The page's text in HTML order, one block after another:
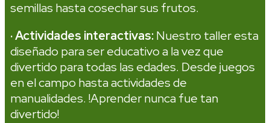
semillas hasta cosechar sus frutos.
· Actividades interactivas:Nuestro taller esta
diseñado para ser educativo a la vez que
divertido para todas las edades. Desde juegos
en el campo hasta actividades de
manualidades. !Aprender nunca fue tan
divertido!